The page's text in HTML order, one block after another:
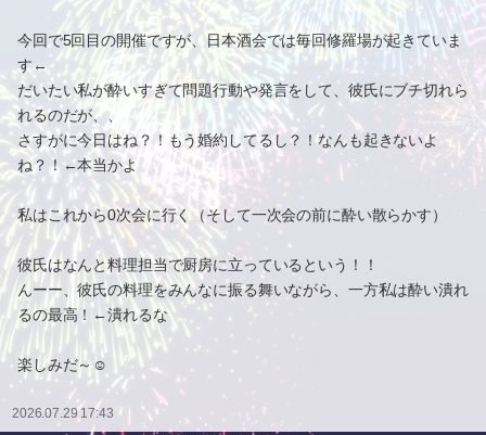
今回で5回目の開催ですが、日本酒会では毎回修羅場が起きていま
す←
だいたい私が酔いすぎて問題行動や発言をして、彼氏にブチ切れら
れるのだが、、
さすがに今日はね？！もう婚約してるし？！なんも起きないよ
ね？！←本当かよ
私はこれから0次会に行く（そして一次会の前に酔い散らかす）
彼氏はなんと料理担当で厨房に立っているという！！
んーー、彼氏の料理をみんなに振る舞いながら、一方私は酔い潰れ
るの最高！←潰れるな
楽しみだ～☺️
2026.07.29 17:43